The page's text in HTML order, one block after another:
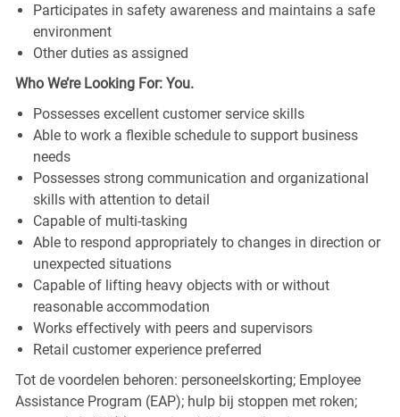
Participates in safety awareness and maintains a safe
environment
Other duties as assigned
Who We’re Looking For: You.
Possesses excellent customer service skills
Able to work a flexible schedule to support business
needs
Possesses strong communication and organizational
skills with attention to detail
Capable of multi-tasking
Able to respond appropriately to changes in direction or
unexpected situations
Capable of lifting heavy objects with or without
reasonable accommodation
Works effectively with peers and supervisors
Retail customer experience preferred
Tot de voordelen behoren: personeelskorting; Employee
Assistance Program (EAP); hulp bij stoppen met roken;